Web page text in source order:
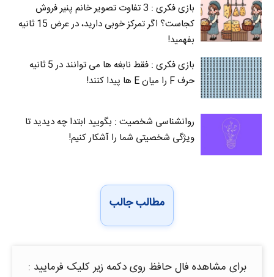
بازی فکری : 3 تفاوت تصویر خانم پنیر فروش
کجاست؟ اگر تمرکز خوبی دارید، در عرض 15 ثانیه
بفهمید!
بازی فکری : فقط نابغه ها می توانند در 5 ثانیه
حرف F را میان E‌ ها پیدا کنند!
روانشناسی شخصیت : بگویید ابتدا چه دیدید تا
ویژگی شخصیتی شما را آشکار کنیم!
مطالب جالب
برای مشاهده فال حافظ روی دکمه زیر کلیک فرمایید :